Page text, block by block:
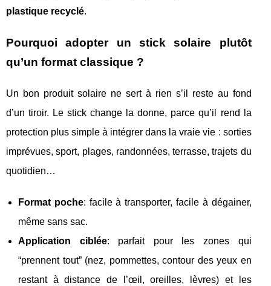
plastique recyclé.
Pourquoi adopter un stick solaire plutôt
qu’un format classique ?
Un bon produit solaire ne sert à rien s’il reste au fond
d’un tiroir. Le stick change la donne, parce qu’il rend la
protection plus simple à intégrer dans la vraie vie : sorties
imprévues, sport, plages, randonnées, terrasse, trajets du
quotidien…
Format poche: facile à transporter, facile à dégainer,
même sans sac.
Application ciblée: parfait pour les zones qui
“prennent tout” (nez, pommettes, contour des yeux en
restant à distance de l’œil, oreilles, lèvres) et les